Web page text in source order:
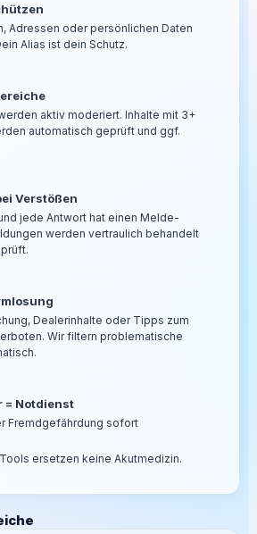
Adressen oder persönlichen Daten
Alias ist dein Schutz.
aktiv moderiert. Inhalte mit 3+
automatisch geprüft und ggf.
Verstößen
jede Antwort hat einen Melde-
werden vertraulich behandelt
Dealerinhalte oder Tipps zum
Wir filtern problematische
= Notdienst
Fremdgefährdung sofort
ersetzen keine Akutmedizin.